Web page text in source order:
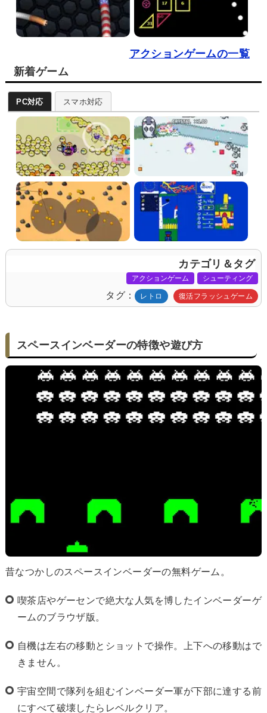
アクションゲームの一覧
新着ゲーム
PC対応 スマホ対応
カテゴリ＆タグ
アクションゲーム シューティング
タグ レトロ 復活フラッシュゲーム
スペースインベーダーの特徴や遊び方
昔なつかしのスペースインベーダーの無料ゲーム。
喫茶店やゲーセンで絶大な人気を博したインベーダーゲ
ームのブラウザ版。
自機は左右の移動とショットで操作。上下への移動はで
きません。
宇宙空間で隊列を組むインベーダー軍が下部に達する前
にすべて破壊したらレベルクリア。